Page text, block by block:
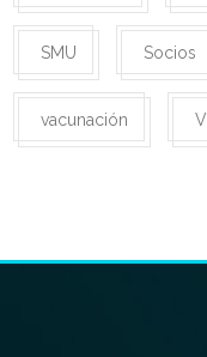
SMU Socios
vacunación